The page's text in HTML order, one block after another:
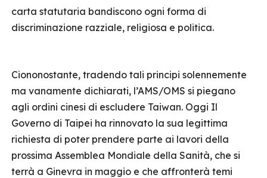
carta statutaria bandiscono ogni forma di
discriminazione razziale, religiosa e politica.
Ciononostante, tradendo tali principi solennemente
ma vanamente dichiarati, l’AMS/OMS si piegano
agli ordini cinesi di escludere Taiwan. Oggi Il
Governo di Taipei ha rinnovato la sua legittima
richiesta di poter prendere parte ai lavori della
prossima Assemblea Mondiale della Sanità, che si
terrà a Ginevra in maggio e che affronterà temi